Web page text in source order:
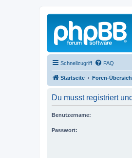
Schnellzugriff FAQ
Startseite Foren-
Du musst registriert
Benutzername:
Passwort: